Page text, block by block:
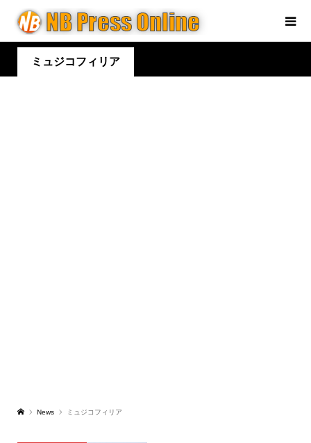
ミュジコフィリア
News ミュジコフィリア